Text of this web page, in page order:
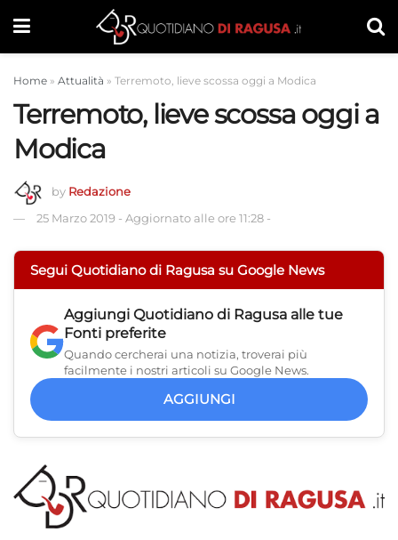
Home » Attualità » Terremoto, lieve scossa oggi a Modica
Terremoto, lieve scossa oggi a
Modica
by Redazione
25 Marzo 2019 - Aggiornato alle ore 11:28 -
Segui Quotidiano di Ragusa su Google News
Aggiungi Quotidiano di Ragusa alle tue
Fonti preferite
Quando cercherai una notizia, troverai più
facilmente i nostri articoli su Google News.
AGGIUNGI